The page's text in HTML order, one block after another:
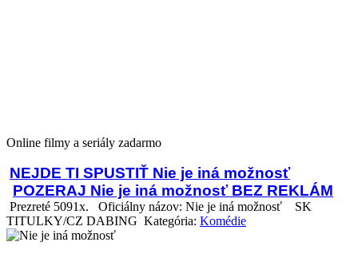
Online filmy a seriály zadarmo
NEJDE TI SPUSTIŤ Nie je iná možnosť
POZERAJ Nie je iná možnosť BEZ REKLÁM
Prezreté 5091x. Oficiálny názov: Nie je iná možnosť
SK
TITULKY/CZ DABING Kategória: Komédie